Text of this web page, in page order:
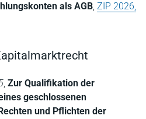
als AGB, ZIP 2026,
, Zur Qualifikation der
geschlossenen
und Pflichten der